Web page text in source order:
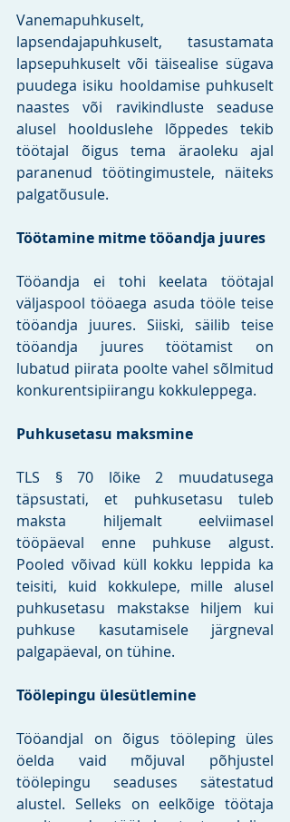
Vanemapuhkuselt,
lapsendajapuhkuselt, tasustamata
lapsepuhkuselt või täisealise sügava
puudega isiku hooldamise puhkuselt
naastes või ravikindluste seaduse
alusel hoolduslehe lõppedes tekib
töötajal õigus tema äraoleku ajal
paranenud töötingimustele, näiteks
palgatõusule.
Töötamine mitme tööandja juures
Tööandja ei tohi keelata töötajal
väljaspool tööaega asuda tööle teise
tööandja juures. Siiski, säilib teise
tööandja juures töötamist on
lubatud piirata poolte vahel sõlmitud
konkurentsipiirangu kokkuleppega.
Puhkusetasu maksmine
TLS § 70 lõike 2 muudatusega
täpsustati, et puhkusetasu tuleb
maksta hiljemalt eelviimasel
tööpäeval enne puhkuse algust.
Pooled võivad küll kokku leppida ka
teisiti, kuid kokkulepe, mille alusel
puhkusetasu makstakse hiljem kui
puhkuse kasutamisele järgneval
palgapäeval, on tühine.
Töölepingu ülesütlemine
Tööandjal on õigus tööleping üles
öelda vaid mõjuval põhjustel
töölepingu seaduses sätestatud
alustel. Selleks on eelkõige töötaja